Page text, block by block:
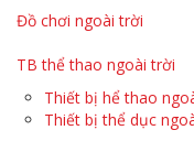
Đồ chơi ngoài trời
TB thể thao ngoài trời
Thiết bị hể thao
Thiết bị thể dục